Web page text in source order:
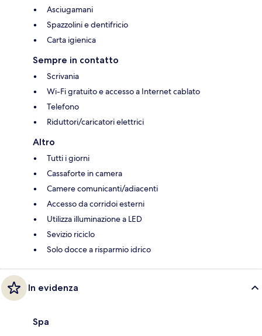
Asciugamani
Spazzolini e dentifricio
Carta igienica
Sempre in contatto
Scrivania
Wi-Fi gratuito e accesso a Internet cablato
Telefono
Riduttori/caricatori elettrici
Altro
Tutti i giorni
Cassaforte in camera
Camere comunicanti/adiacenti
Accesso da corridoi esterni
Utilizza illuminazione a LED
Sevizio riciclo
Solo docce a risparmio idrico
In evidenza
Spa